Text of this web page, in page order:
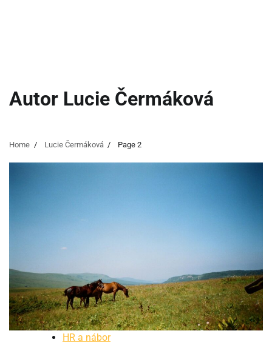
Autor Lucie Čermáková
Home Lucie Čermáková Page 2
HR a nábor